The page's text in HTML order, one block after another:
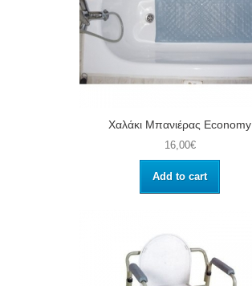
Χαλάκι Μπανιέρας Economy
16,00€
Add to cart